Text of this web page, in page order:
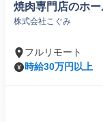
焼肉専門店のホ
株式会社こぐみ
フルリモート
時給30万円以上